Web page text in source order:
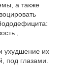
а также
,
ухудшение их
под глазами.